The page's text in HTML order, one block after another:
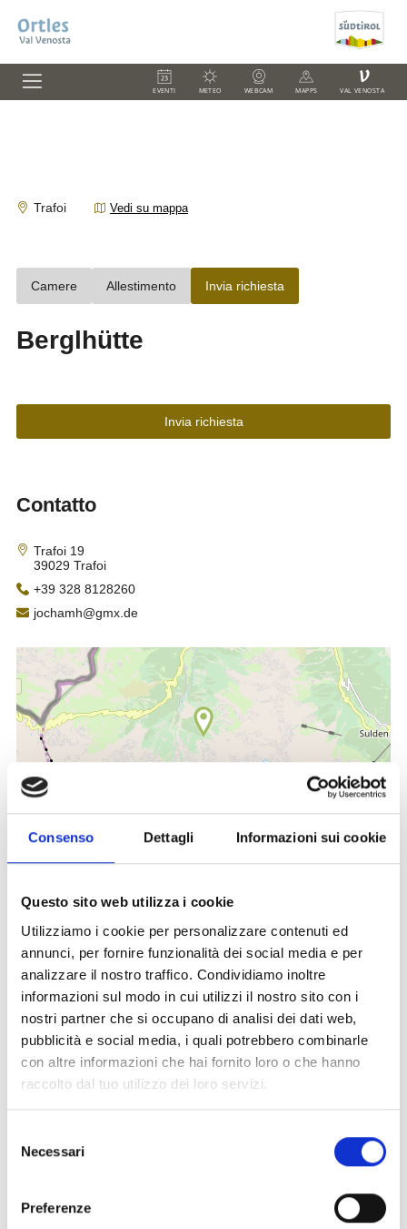
Consenso Dettagli Informazioni sui cookie
Questo sito web utilizza i cookie
Utilizziamo i cookie per personalizzare contenuti ed
annunci, per fornire funzionalità dei social media e per
analizzare il nostro traffico. Condividiamo inoltre
informazioni sul modo in cui utilizzi il nostro sito con i
nostri partner che si occupano di analisi dei dati web,
pubblicità e social media, i quali potrebbero combinarle
con altre informazioni che hai fornito loro o che hanno
raccolto dal tuo utilizzo dei loro servizi.
delNecessari
Preferenze
EVENTI METEO WEBCAM MAPPS
V
VAL VENOSTA